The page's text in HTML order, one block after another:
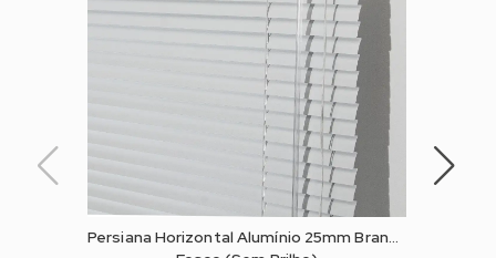
Persiana Horizontal Alumínio 25mm Branca